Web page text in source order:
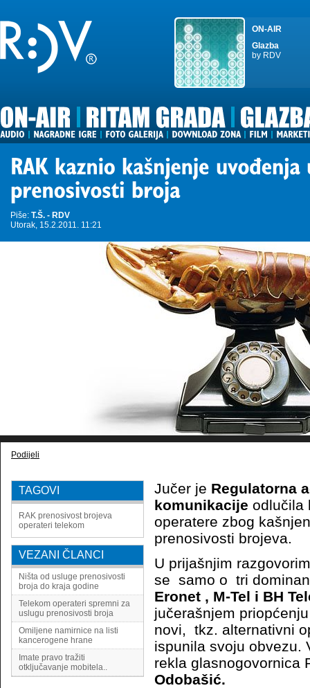
ON-AIR
Glazba
by RDV
Piše: T.Š. - RDV
Utorak, 15.2.2011. 11:21
Podijeli
TAGOVI
RAK prenosivost brojeva
operateri telekom
VEZANI ČLANCI
Ništa od usluge prenosivosti
broja do kraja godine
Telekom operateri spremni za
uslugu prenosivosti broja
Omiljene namirnice na listi
kancerogene hrane
Imate pravo tražiti
otključavanje mobitela..
Jučer je Regulatorna
komunikacije odlučila
operatere zbog
prenosivosti brojeva.
U prijašnjim
se samo o tri
Eronet , M-Tel i BH
jučerašnjem
novi, tkz. alternativni
ispunila svoju obvezu.
rekla glasnogovornica
Odobašić.